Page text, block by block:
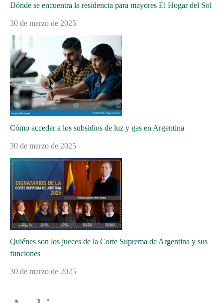
Dónde se encuentra la residencia para mayores El Hogar del Sol
30 de marzo de 2025
Cómo acceder a los subsidios de luz y gas en Argentina
30 de marzo de 2025
Quiénes son los jueces de la Corte Suprema de Argentina y sus
funciones
30 de marzo de 2025